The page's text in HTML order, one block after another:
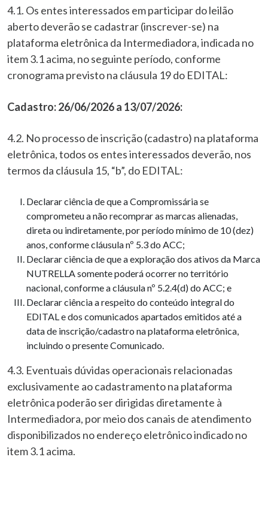
4.1. Os entes interessados em participar do leilão
aberto deverão se cadastrar (inscrever-se) na
plataforma eletrônica da Intermediadora, indicada no
item 3.1 acima, no seguinte período, conforme
cronograma previsto na cláusula 19 do EDITAL:
Cadastro: 26/06/2026 a 13/07/2026:
4.2. No processo de inscrição (cadastro) na plataforma
eletrônica, todos os entes interessados deverão, nos
termos da cláusula 15, “b”, do EDITAL:
Declarar ciência de que a Compromissária se
comprometeu a não recomprar as marcas alienadas,
direta ou indiretamente, por período mínimo de 10 (dez)
anos, conforme cláusula nº 5.3 do ACC;
Declarar ciência de que a exploração dos ativos da Marca
NUTRELLA somente poderá ocorrer no território
nacional, conforme a cláusula nº 5.2.4(d) do ACC; e
Declarar ciência a respeito do conteúdo integral do
EDITAL e dos comunicados apartados emitidos até a
data de inscrição/cadastro na plataforma eletrônica,
incluindo o presente Comunicado.
4.3. Eventuais dúvidas operacionais relacionadas
exclusivamente ao cadastramento na plataforma
eletrônica poderão ser dirigidas diretamente à
Intermediadora, por meio dos canais de atendimento
disponibilizados no endereço eletrônico indicado no
item 3.1 acima.